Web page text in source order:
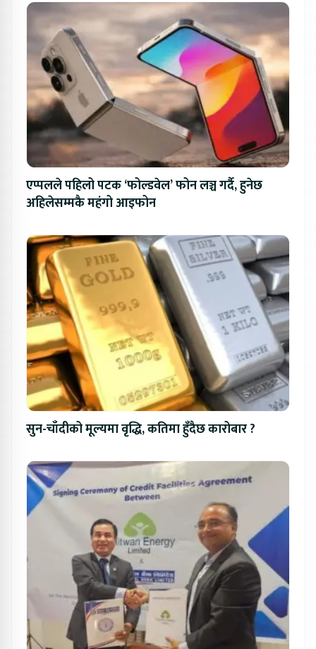
एप्पलले पहिलो पटक ‘फोल्डवेल’ फोन लञ्च गर्दै, हुनेछ
अहिलेसम्मकै महंगो आइफोन
सुन-चाँदीको मूल्यमा वृद्धि, कतिमा हुँदैछ कारोबार ?